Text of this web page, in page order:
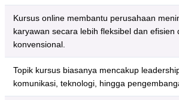
Kursus online membantu perusahaan
karyawan secara lebih fleksibel dan efisien
konvensional.
Topik kursus biasanya mencakup
komunikasi, teknologi, hingga